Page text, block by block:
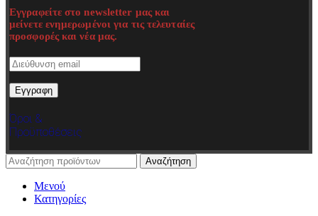
Εγγραφείτε στο newsletter μας και
μείνετε ενημερωμένοι για τις τελευταίες
προσφορές και νέα μας.
Όροι &
Προϋποθέσεις
Αναζήτηση
Μενού
Κατηγορίες